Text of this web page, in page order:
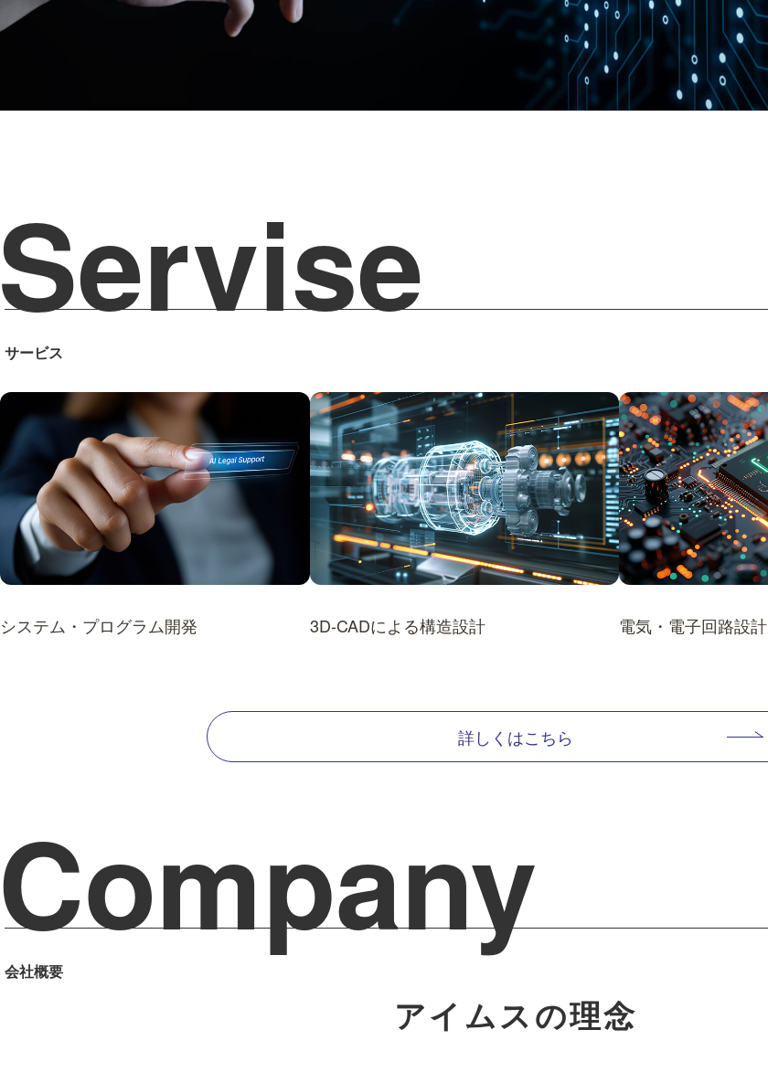
サービス
システム・プログラム開発 3D-CADによる構造設計 電気・電子回路設計
詳しくはこちら
会社概要
アイムスの理念